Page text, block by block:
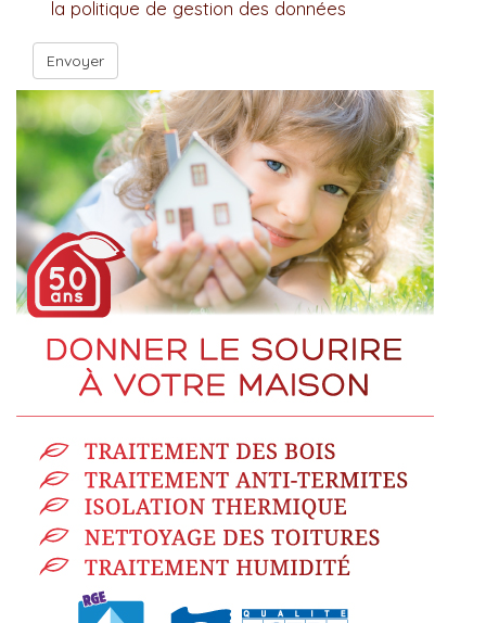
la politique de gestion des données